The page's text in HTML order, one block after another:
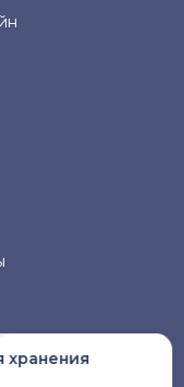
хранения